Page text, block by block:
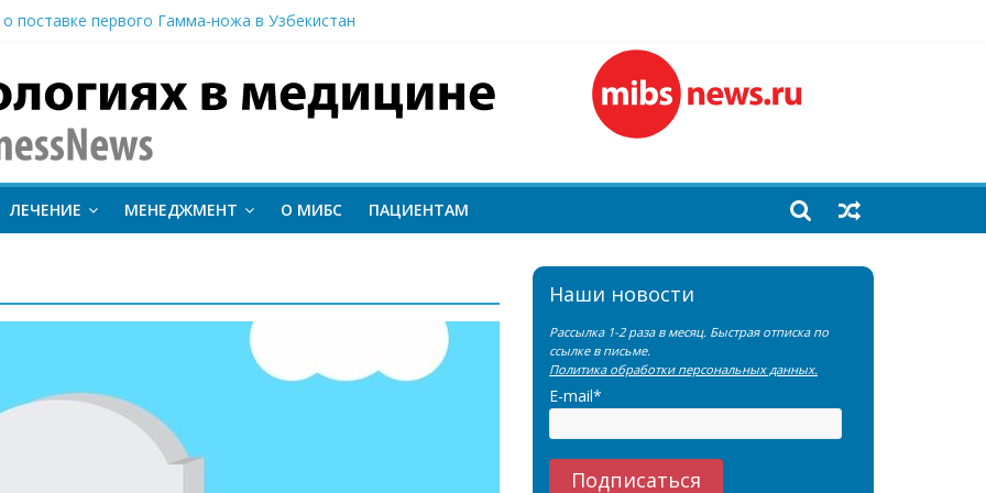
поставке первого Гамма-ножа в Узбекистан
и новый этап развития ядерной медицины: результаты конференции SNMMI
важно следить за состоянием сердечно-сосудистой системы?
ЛЕЧЕНИЕ МЕНЕДЖМЕНТ О МИБС ПАЦИЕНТАМ
Наши новости
Рассылка 1-2 раза в месяц. Быстрая отписка по
ссылке в письме.
Политика обработки персональных данных.
E-mail*